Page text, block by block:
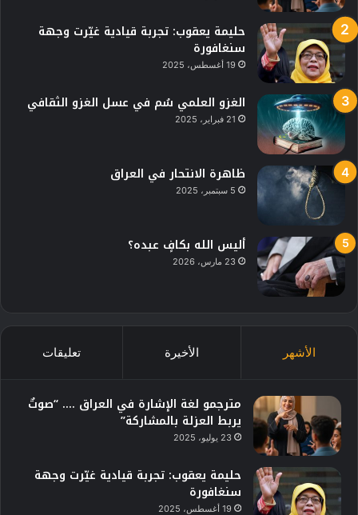
حليمة يعقوب: تجربة قيادية غيّرت وجهة
سنغافورة
19 أغسطس، 2025
الغزو العلمي سُم في عسل الغزو الثقافي
21 فبراير، 2025
ظاهرة الانتحار في العراق
5 سبتمبر، 2025
أليس الله بكافٍ عبده؟
23 مارس، 2026
الأشهر الأخيرة تعليقات
مترجمو لغة الإشارة في العراق …. “صوتٌ
يربط العزلة بالمشاركة”
23 يوليو، 2025
حليمة يعقوب: تجربة قيادية غيّرت وجهة
سنغافورة
19 أغسطس، 2025